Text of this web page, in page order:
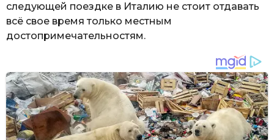
следующей поездке в Италию не стоит отдавать
всё свое время только местным
достопримечательностям.